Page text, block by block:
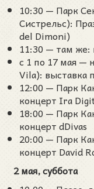
10:30 — Парк
Систрельс):
del Dimoni)
11:30 — там же:
с 1 по 17 мая —
Vila): выставка
12:00 — Парк
концерт Ira
18:00 — Парк
концерт dDivas
20:00 — Парк
концерт David
2 мая, суббота